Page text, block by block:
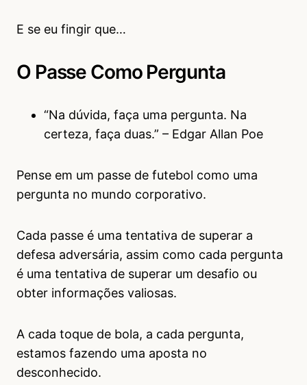
E se eu fingir que…
O Passe Como Pergunta
“Na dúvida, faça uma pergunta. Na
certeza, faça duas.” – Edgar Allan Poe
Pense em um passe de futebol como uma
pergunta no mundo corporativo.
Cada passe é uma tentativa de superar a
defesa adversária, assim como cada pergunta
é uma tentativa de superar um desafio ou
obter informações valiosas.
A cada toque de bola, a cada pergunta,
estamos fazendo uma aposta no
desconhecido.